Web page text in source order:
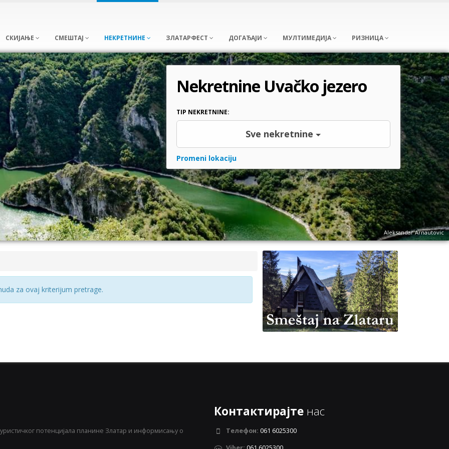
СКИЈАЊЕ СМЕШТАЈ НЕКРЕТНИНЕ ЗЛАТАРФЕСТ ДОГАЂАЈИ МУЛТИМЕДИЈА РИЗНИЦА
Nekretnine Uvačko jezero
TIP NEKRETNINE:
Sve nekretnine
Promeni lokaciju
Aleksandar Arnautovic
za ovaj kriterijum pretrage.
потенцијала планине Златар и информисању о
Контактирајте нас
Телефон: 061 6025300